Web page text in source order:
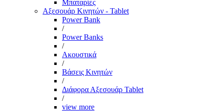
Μπαταρίες
Αξεσουάρ Κινητών - Tablet
Power Bank
/
Power Banks
/
Ακουστικά
/
Βάσεις Κινητών
/
Διάφορα Αξεσουάρ Tablet
/
view more